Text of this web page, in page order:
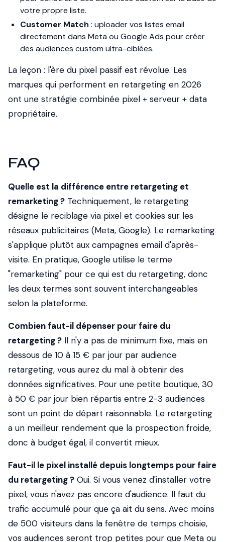
votre propre liste.
Customer Match : uploader vos listes email
directement dans Meta ou Google Ads pour créer
des audiences custom ultra-ciblées.
La leçon : l'ère du pixel passif est révolue. Les
marques qui performent en retargeting en 2026
ont une stratégie combinée pixel + serveur + data
propriétaire.
FAQ
Quelle est la différence entre retargeting et
remarketing ? Techniquement, le retargeting
désigne le reciblage via pixel et cookies sur les
réseaux publicitaires (Meta, Google). Le remarketing
s'applique plutôt aux campagnes email d'après-
visite. En pratique, Google utilise le terme
"remarketing" pour ce qui est du retargeting, donc
les deux termes sont souvent interchangeables
selon la plateforme.
Combien faut-il dépenser pour faire du
retargeting ? Il n'y a pas de minimum fixe, mais en
dessous de 10 à 15 € par jour par audience
retargeting, vous aurez du mal à obtenir des
données significatives. Pour une petite boutique, 30
à 50 € par jour bien répartis entre 2-3 audiences
sont un point de départ raisonnable. Le retargeting
a un meilleur rendement que la prospection froide,
donc à budget égal, il convertit mieux.
Faut-il le pixel installé depuis longtemps pour faire
du retargeting ? Oui. Si vous venez d'installer votre
pixel, vous n'avez pas encore d'audience. Il faut du
trafic accumulé pour que ça ait du sens. Avec moins
de 500 visiteurs dans la fenêtre de temps choisie,
vos audiences seront trop petites pour que Meta ou